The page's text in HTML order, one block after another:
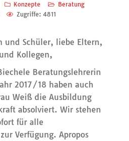
Konzepte
Beratung
Zugriffe: 4811
und Schüler, liebe Eltern,
Kollegen,
Beratungslehrerin
2017/18 haben auch
Weiß die Ausbildung
absolviert. Wir stehen
für alle
Verfügung. Apropos